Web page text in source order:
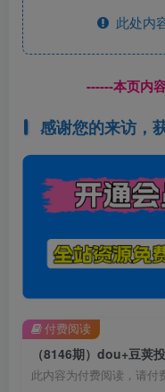
此处内
------本页内
感谢您的来访，
此内容为付费阅读，请付
付费阅读